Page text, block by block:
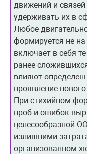
движений и
удерживать их в
Любое
формируется не на
включает в себя
ранее
влияют
проявление
При стихийном
проб и ошибок
целесообразной
излишними
организованном